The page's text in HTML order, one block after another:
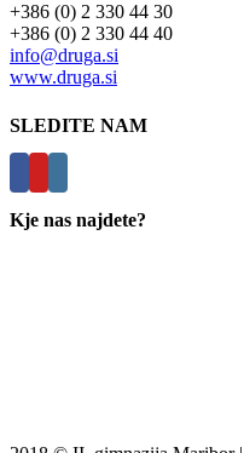
+386 (0) 2 330 44 30
+386 (0) 2 330 44 40
info@druga.si
www.druga.si
SLEDITE NAM
Kje nas najdete?